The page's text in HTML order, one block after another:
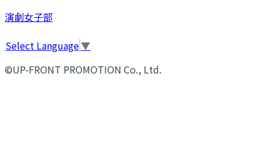
演劇女子部
Select Language▼
©UP-FRONT PROMOTION Co., Ltd.